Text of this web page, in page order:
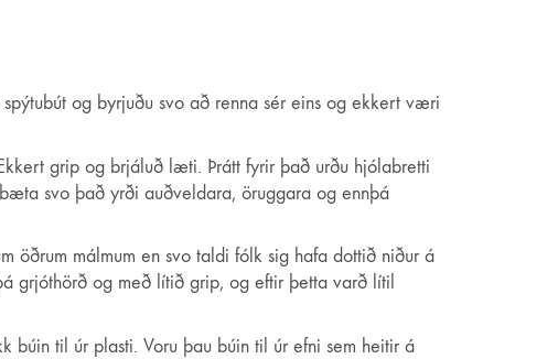
og byrjuðu svo að renna sér eins og ekkert væri
grip og brjáluð læti. Þrátt fyrir það urðu hjólabretti
svo það yrði auðveldara, öruggara og ennþá
öðrum málmum en svo taldi fólk sig hafa dottið niður á
grjóthörð og með lítið grip, og eftir þetta varð lítil
búin til úr plasti. Voru þau búin til úr efni sem heitir á